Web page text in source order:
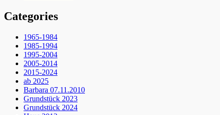
Categories
1965-1984
1985-1994
1995-2004
2005-2014
2015-2024
ab 2025
Barbara 07.11.2010
Grundstück 2023
Grundstück 2024